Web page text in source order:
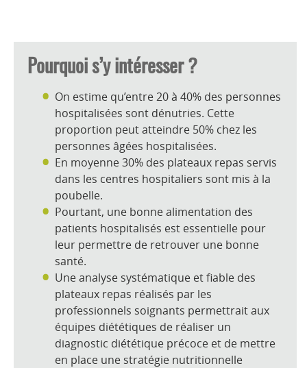
Pourquoi s’y intéresser ?
On estime qu’entre20 à 40% des personnes
hospitalisées sont dénutries. Cette
proportion peut atteindre 50% chez les
personnes âgées hospitalisées.
En moyenne 30% des plateaux repas servis
dans les centres hospitaliers sont mis à la
poubelle.
Pourtant, une bonne alimentation des
patients hospitalisés est essentielle pour
leur permettre de retrouver une bonne
santé.
Une analyse systématique et fiable des
plateaux repas réalisés par les
professionnels soignants permettraitaux
équipes diététiques de réaliser un
diagnostic diététique précoce et de mettre
en place une stratégie nutritionnelle